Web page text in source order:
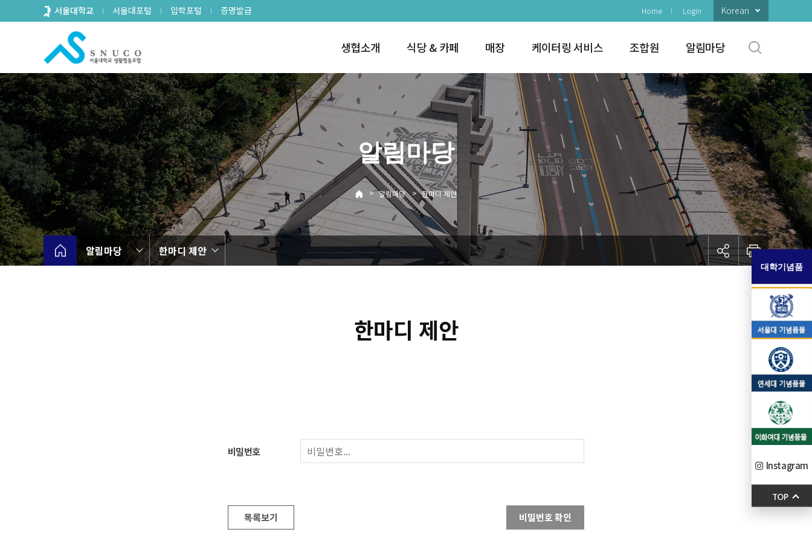
로
뉴
서울대학교 서울대포털 입학포털 증명발급 Home Login Korean
생협소개 식당 & 카페 매장 케이터링 서비스 조합원 알림마당
알림마당
> 알림마당 > 한마디 제안
알림마당 한마디 제안
한마디 제안
비밀번호
목록보기 비밀번호 확인
대학기념품
Instagram
TOP